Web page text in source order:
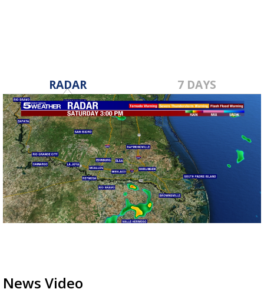
RADAR 7 DAYS
News Video